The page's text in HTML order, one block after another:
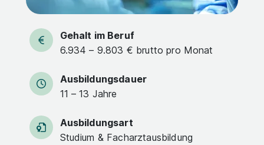
Gehalt im Beruf
6.934 – 9.803 € brutto pro Monat
Ausbildungsdauer
11 – 13 Jahre
Ausbildungsart
Studium & Facharztausbildung